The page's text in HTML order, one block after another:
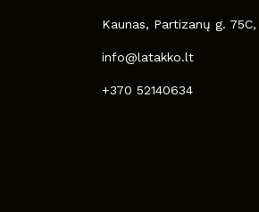
Kaunas, Partizanų g.
info@latakko.lt
+370 52140634